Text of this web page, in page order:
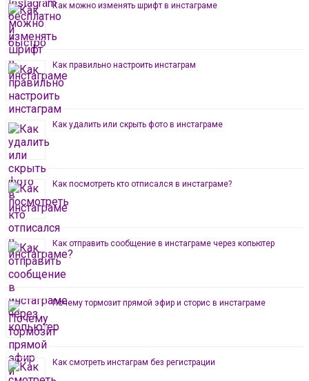
Как можно изменять шрифт в инстаграме
Как правильно настроить инстаграм
Как удалить или скрыть фото в инстаграме
Как посмотреть кто отписался в инстаграме?
Как отправить сообщение в инстаграме через копьютер
Почему тормозит прямой эфир и сторис в инстаграме
Как смотреть инстаграм без регистрации